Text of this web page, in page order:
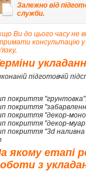
Залежно від
служби.
Ви до цього часу не
консультацію
.
підготовчій
покриття
покриття
покриття "декор-
покриття "декор-
покриття "3d наливна
якому етапі
з